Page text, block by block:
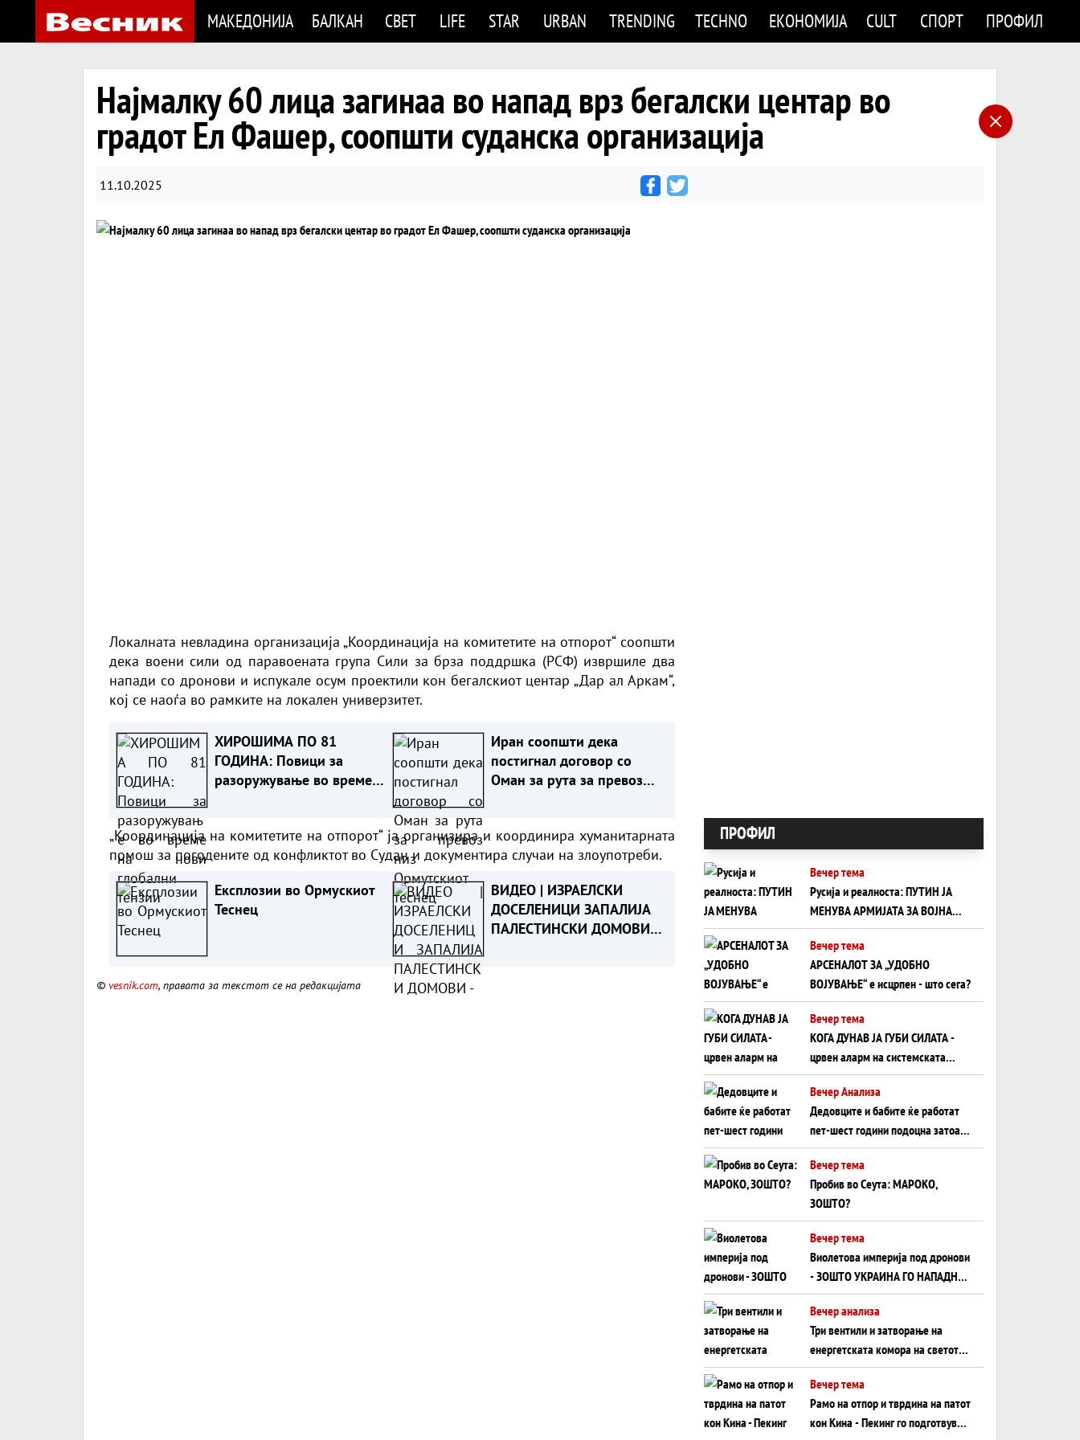
МАКЕДОНИЈА БАЛКАН СВЕТ LIFE STAR URBAN TRENDING TECHNO ЕКОНОМИЈА CULT СПОРТ ПРОФИЛ
Најмалку 60 лица загинаа во напад врз бегалски центар во
градот Ел Фашер, соопшти суданска организација
11.10.2025
Локалната невладина организација „Координација на комитетите на отпорот“ соопшти
дека воени сили од паравоената група Сили за брза поддршка (РСФ) извршиле два
напади со дронови и испукале осум проектили кон бегалскиот центар „Дар ал Аркам“,
кој се наоѓа во рамките на локален универзитет.
ХИРОШИМА ПО 81
ГОДИНА: Повици за
разоружување во време
Иран соопшти дека
постигнал договор со
Оман за рута за превоз
„Координација на комитетите на отпорот“ ја организира и координира хуманитарната
помош за погодените од конфликтот во Судан и документира случаи на злоупотреби.
Експлозии во Ормускиот
Теснец
ВИДЕО | ИЗРАЕЛСКИ
ДОСЕЛЕНИЦИ ЗАПАЛИЈА
ПАЛЕСТИНСКИ ДОМОВИ -
© vesnik.com, правата за текстот се на редакцијата
ПРОФИЛ
Вечер тема
Русија и реалноста: ПУТИН ЈА
МЕНУВА АРМИЈАТА ЗА ВОЈНА
ШТО ОСТАНУВА БЕЗ ФРОНТ
Вечер тема
АРСЕНАЛОТ ЗА „УДОБНО
ВОЈУВАЊЕ“ е исцрпен - што сега?
Вечер тема
КОГА ДУНАВ ЈА ГУБИ СИЛАТА -
црвен аларм на системската
плоча од јужна Германија до
Црното Море...
Вечер Анализа
Дедовците и бабите ќе работат
пет-шест години подоцна затоа
што НЕМААТ ВНУЦИ ДА ГИ
ЗАМЕНАТ
Вечер тема
Пробив во Сеута: МАРОКО,
ЗОШТО?
Вечер тема
Виолетова империја под дронови
- ЗОШТО УКРАИНА ГО НАПАДНА
РУСКИОТ WILDBERRIES
Вечер анализа
Три вентили и затворање на
енергетската комора на светот:
Нападот во Суец најавува
глобален енергетски инфаркт?
Вечер тема
Рамо на отпор и тврдина на патот
кон Кина - Пекинг го подготвува